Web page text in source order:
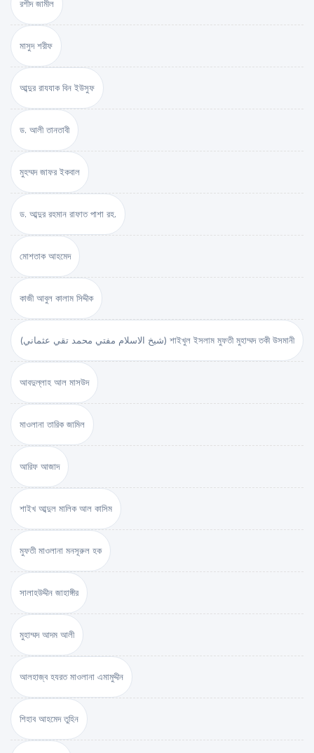
রশীদ জামীল
মাসুদ শরীফ
আব্দুর রাযযাক বিন ইউসুফ
ড. আলী তানতাবী
মুহম্মদ জাফর ইকবাল
ড. আব্দুর রহমান রাফাত পাশা রহ.
মোশতাক আহমেদ
কাজী আবুল কালাম সিদ্দীক
(شيخ الاسلام مفتي محمد تقي عثماني) শাইখুল ইসলাম মুফতী মুহাম্মদ তকী উসমানী
আবদুল্লাহ আল মাসউদ
মাওলানা তারিক জামিল
আরিফ আজাদ
শাইখ আব্দুল মালিক আল কাসিম
মুফতী মাওলানা মনসূরুল হক
সালাহউদ্দীন জাহাঙ্গীর
মুহাম্মদ আদম আলী
আলহাজ্ব হযরত মাওলানা এমামুদ্দীন
শিহাব আহমেদ তুহিন